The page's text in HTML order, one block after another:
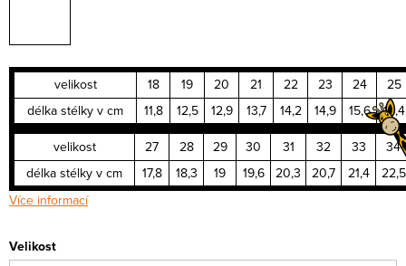
velikost 18 19 20 21 22 23 24
25
délka stélky v cm
11,8 12,5 12,9 13,7 14,2 14,9 15,6
16,4
velikost
27 28 29 30 31 32 33
34
délka stélky v cm
17,8 18,3 19 19,6 20,3 20,7 21,4
22,5
Více informací
Velikost